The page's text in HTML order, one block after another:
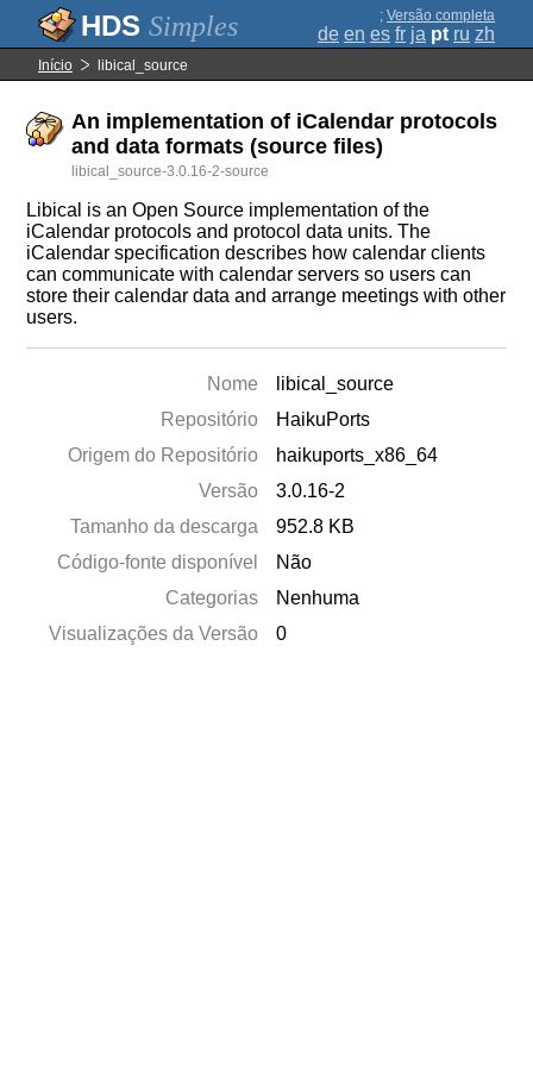
Simples ; Versão completa
de en es fr ja pt ru zh
Início libical_source
An implementation of iCalendar protocols
and data formats (source files)
libical_source-3.0.16-2-source
Libical is an Open Source implementation of the
iCalendar protocols and protocol data units. The
iCalendar specification describes how calendar clients
can communicate with calendar servers so users can
store their calendar data and arrange meetings with other
users.
Nome
libical_source
Repositório
HaikuPorts
Origem do Repositório
haikuports_x86_64
Versão
3.0.16-2
Tamanho da descarga
952.8 KB
Código-fonte disponível
Não
Categorias
Nenhuma
Visualizações da Versão
0